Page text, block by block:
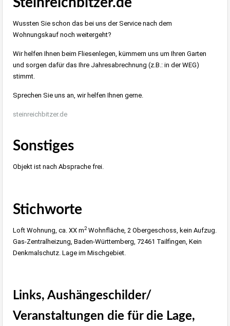
Wussten Sie schon das bei uns der Service nach dem
Wohnungskauf noch weitergeht?
Wir helfen Ihnen beim Fliesenlegen, kümmern uns um Ihren Garten
und sorgen dafür das Ihre Jahresabrechnung (z.B.: in der WEG)
stimmt.
Sprechen Sie uns an, wir helfen Ihnen gerne.
steinreichbitzer.de
Sonstiges
Objekt ist nach Absprache frei.
Stichworte
Loft Wohnung, ca. XX m2Wohnfläche, 2 Obergeschoss, kein Aufzug.
Gas-Zentralheizung, Baden-Württemberg, 72461 Tailfingen, Kein
Denkmalschutz. Lage im Mischgebiet.
Links, Aushängeschilder/
Veranstaltungen die für die Lage,